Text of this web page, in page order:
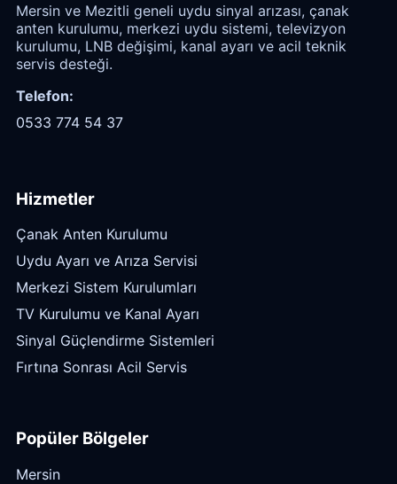
Mersin ve Mezitli geneli uydu sinyal arızası, çanak
anten kurulumu, merkezi uydu sistemi, televizyon
kurulumu, LNB değişimi, kanal ayarı ve acil teknik
servis desteği.
Telefon:
0533 774 54 37
Hizmetler
Çanak Anten Kurulumu
Uydu Ayarı ve Arıza Servisi
Merkezi Sistem Kurulumları
TV Kurulumu ve Kanal Ayarı
Sinyal Güçlendirme Sistemleri
Fırtına Sonrası Acil Servis
Popüler Bölgeler
Mersin